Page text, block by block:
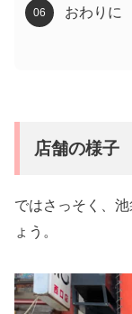
おわりに
店舗の様子
ではさっそく、
ょう。